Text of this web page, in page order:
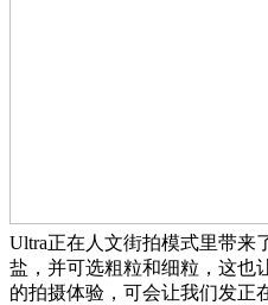
Ultra正在人文街拍模式里带来
盐，并可选粗粒和细粒，这也
的拍摄体验，可会让我们发正